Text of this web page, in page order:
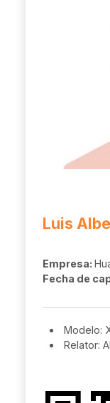
Luis
Empresa:
Fecha de
Modelo:
Relator: